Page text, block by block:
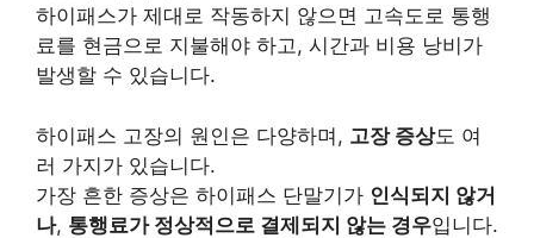
하이패스가 제대로 작동하지 않으면 고속도로 통행
료를 현금으로 지불해야 하고, 시간과 비용 낭비가
발생할 수 있습니다.
하이패스 고장의 원인은 다양하며, 고장 증상도 여
러 가지가 있습니다.
가장 흔한 증상은 하이패스 단말기가 인식되지 않거
나, 통행료가 정상적으로 결제되지 않는 경우입니다.